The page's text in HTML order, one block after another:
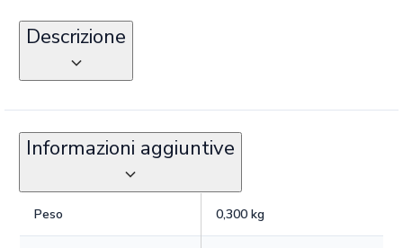
Descrizione
Informazioni aggiuntive
Peso 0,300 kg